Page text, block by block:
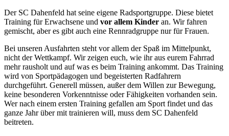
Der SC Dahenfeld hat seine eigene Radsportgruppe. Diese bietet
Training für Erwachsene und vor allem Kinder an. Wir fahren
gemischt, aber es gibt auch eine Rennradgruppe nur für Frauen.
Bei unseren Ausfahrten steht vor allem der Spaß im Mittelpunkt,
nicht der Wettkampf. Wir zeigen euch, wie ihr aus eurem Fahrrad
mehr rausholt und auf was es beim Training ankommt. Das Training
wird von Sportpädagogen und begeisterten Radfahrern
durchgeführt. Generell müssen, außer dem Willen zur Bewegung,
keine besonderen Vorkenntnisse oder Fähigkeiten vorhanden sein.
Wer nach einem ersten Training gefallen am Sport findet und das
ganze Jahr über mit trainieren will, muss dem SC Dahenfeld
beitreten.